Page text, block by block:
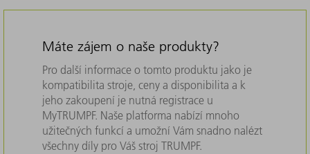
Máte zájem o naše produkty?
Pro další informace o tomto produktu jako je
kompatibilita stroje, ceny a disponibilita a k
jeho zakoupení je nutná registrace u
MyTRUMPF. Naše platforma nabízí mnoho
užitečných funkcí a umožní Vám snadno nalézt
všechny díly pro Váš stroj TRUMPF.